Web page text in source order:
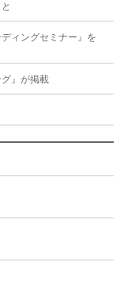
ィングセミナー』を
』が掲載